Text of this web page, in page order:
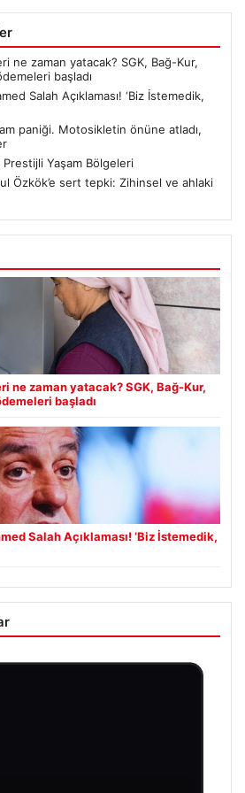
ne zaman yatacak? SGK, Bağ-Kur,
başladı
Salah Açıklaması! ‘Biz İstemedik,
paniği. Motosikletin önüne atladı,
Yaşam Bölgeleri
Özkök’e sert tepki: Zihinsel ve ahlaki
ne zaman yatacak? SGK, Bağ-Kur,
başladı
Salah Açıklaması! ‘Biz İstemedik,